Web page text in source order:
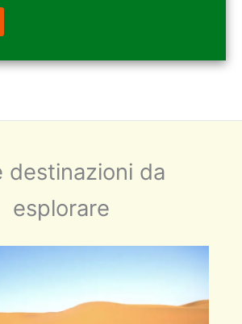
destinazioni da
esplorare